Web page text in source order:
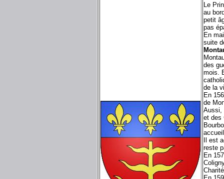
Le
au
petit
pas
En
suite
des
mois.
de la
En
de
Aussi,
et des
Il est
reste
En